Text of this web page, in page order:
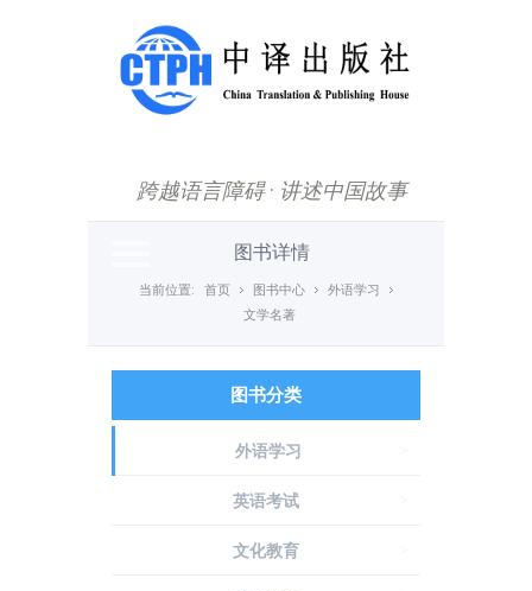
跨越语言障碍· 讲述中国故事
图书详情
当前位置: 首页 图书中心
外语学习
文学名著
图书分类
外语学习
英语考试
文化教育